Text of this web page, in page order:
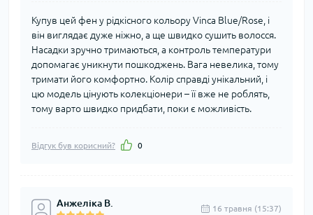
Купув цей фен у рідкісного кольору Vinca Blue/Rose, і
він виглядає дуже ніжно, а ще швидко сушить волосся.
Насадки зручно тримаються, а контроль температури
допомагає уникнути пошкоджень. Вага невелика, тому
тримати його комфортно. Колір справді унікальний, і
цю модель цінують колекціонери – її вже не роблять,
тому варто швидко придбати, поки є можливість.
Відгук був корисний? 0
Анжеліка В. 16 травня (15:37)